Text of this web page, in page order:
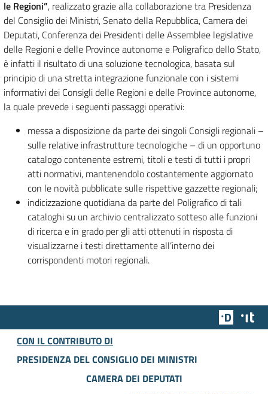
le Regioni”, realizzato grazie alla collaborazione tra Presidenza
del Consiglio dei Ministri, Senato della Repubblica, Camera dei
Deputati, Conferenza dei Presidenti delle Assemblee legislative
delle Regioni e delle Province autonome e Poligrafico dello Stato,
è infatti il risultato di una soluzione tecnologica, basata sul
principio di una stretta integrazione funzionale con i sistemi
informativi dei Consigli delle Regioni e delle Province autonome,
la quale prevede i seguenti passaggi operativi:
messa a disposizione da parte dei singoli Consigli regionali –
sulle relative infrastrutture tecnologiche – di un opportuno
catalogo contenente estremi, titoli e testi di tutti i propri
atti normativi, mantenendolo costantemente aggiornato
con le novità pubblicate sulle rispettive gazzette regionali;
indicizzazione quotidiana da parte del Poligrafico di tali
cataloghi su un archivio centralizzato sotteso alle funzioni
di ricerca e in grado per gli atti ottenuti in risposta di
visualizzarne i testi direttamente all’interno dei
corrispondenti motori regionali.
Team
CON IL CONTRIBUTO DI
PRESIDENZA DEL CONSIGLIO DEI MINISTRI
CAMERA DEI DEPUTATI